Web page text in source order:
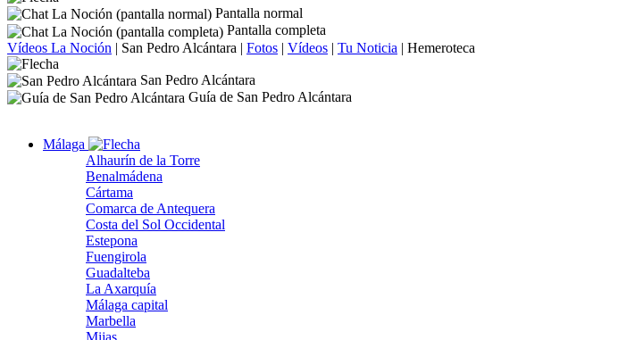
Pantalla normal
Pantalla completa
Vídeos La Noción | San Pedro Alcántara | Fotos | Vídeos | Tu Noticia | Hemeroteca
San Pedro Alcántara
Guía de San Pedro Alcántara
Málaga
Alhaurín de la Torre
Benalmádena
Cártama
Comarca de Antequera
Costa del Sol Occidental
Estepona
Fuengirola
Guadalteba
La Axarquía
Málaga capital
Marbella